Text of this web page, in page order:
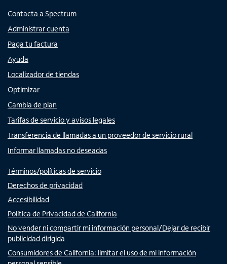
Contacta a Spectrum
Administrar cuenta
Paga tu factura
Ayuda
Localizador de tiendas
Optimizar
Cambia de plan
Tarifas de servicio y avisos legales
Transferencia de llamadas a un proveedor de servicio rural
Informar llamadas no deseadas
Términos/políticas de servicio
Derechos de privacidad
Accesibilidad
Política de Privacidad de California
No vender ni compartir mi información personal/Dejar de recibir
publicidad dirigida
Consumidores de California: limitar el uso de mi información